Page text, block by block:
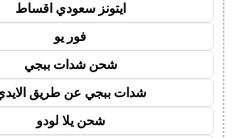
ايتونز سعودي اقساط
فور يو
شحن شدات ببجي
شدات ببجي عن طريق
شحن يلا لودو